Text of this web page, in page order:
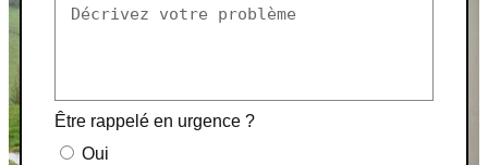
Être rappelé en urgence ?
Oui